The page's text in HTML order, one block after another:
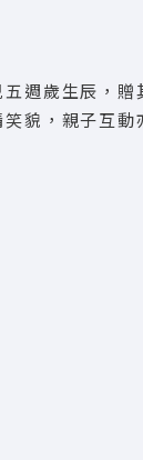
週歲生辰，贈
貌，親子互動